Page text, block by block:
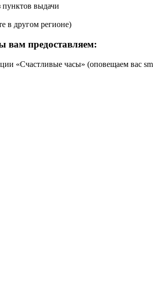
выдачи
в другом регионе)
вам предоставляем:
«Счастливые часы» (оповещаем вас